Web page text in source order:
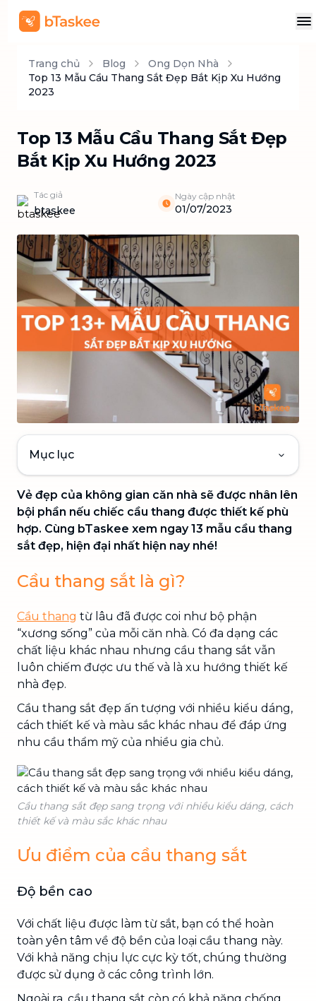
Trang chủ Blog
Ong Dọn Nhà
Top 13 Mẫu Cầu Thang Sắt Đẹp Bắt Kịp Xu Hướng
2023
Top 13 Mẫu Cầu Thang Sắt Đẹp
Bắt Kịp Xu Hướng 2023
Tác giả
btaskee
Ngày cập nhật
01/07/2023
Mục lục
Vẻ đẹp của không gian căn nhà sẽ được nhân lên
bội phần nếu chiếc cầu thang được thiết kế phù
hợp. Cùng bTaskee xem ngay 13 mẫu cầu thang
sắt đẹp, hiện đại nhất hiện nay nhé!
Cầu thang sắt là gì?
Cầu thang từ lâu đã được coi như bộ phận
“xương sống” của mỗi căn nhà. Có đa dạng các
chất liệu khác nhau nhưng cầu thang sắt vẫn
luôn chiếm được ưu thế và là xu hướng thiết kế
nhà đẹp.
Cầu thang sắt đẹp ấn tượng với nhiều kiểu dáng,
cách thiết kế và màu sắc khác nhau để đáp ứng
nhu cầu thẩm mỹ của nhiều gia chủ.
Cầu thang sắt đẹp sang trọng với nhiều kiểu dáng, cách
thiết kế và màu sắc khác nhau
Ưu điểm của cầu thang sắt
Độ bền cao
Với chất liệu được làm từ sắt, bạn có thể hoàn
toàn yên tâm về độ bền của loại cầu thang này.
Với khả năng chịu lực cực kỳ tốt, chúng thường
được sử dụng ở các công trình lớn.
Ngoài ra, cầu thang sắt còn có khả năng chống